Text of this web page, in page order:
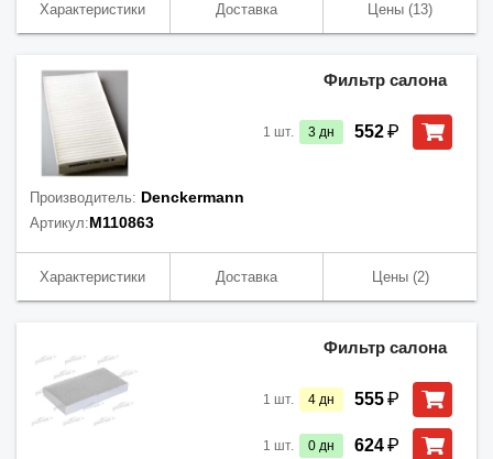
Характеристики Доставка Цены (13)
Фильтр салона
1 шт. 3 дн 552₽
Производитель: Denckermann
Артикул:M110863
Характеристики Доставка Цены(2)
Фильтр салона
1 шт. 4 дн 555₽
1 шт. 0 дн 624₽